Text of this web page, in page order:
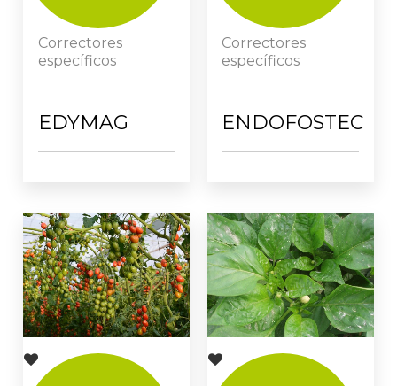
Correctores
específicos
EDYMAG
Correctores
específicos
ENDOFOSTEC